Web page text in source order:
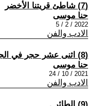
(7) شاطئ قريتنا الأخضر
حنا موسى
2022 / 2 / 5
الادب والفن
(8) اثنى عشر حجر في الجلجال
حنا موسى
2021 / 10 / 24
الادب والفن